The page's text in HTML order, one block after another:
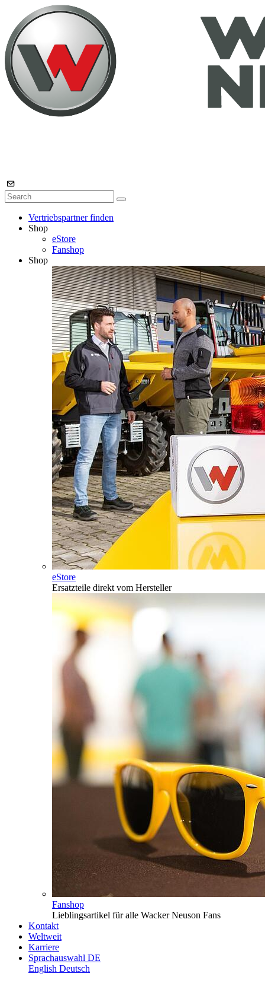
Vertriebspartner finden
Shop
eStore
Fanshop
Shop
eStore
Ersatzteile direkt vom Hersteller
Fanshop
Lieblingsartikel für alle Wacker Neuson Fans
Kontakt
Weltweit
Karriere
Sprachauswahl DE
English Deutsch